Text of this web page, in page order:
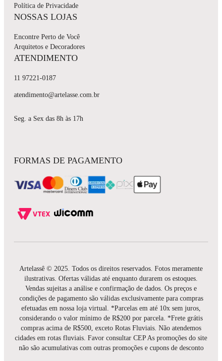
Política de Privacidade
NOSSAS LOJAS
Encontre Perto de Você
Arquitetos e Decoradores
ATENDIMENTO
11 97221-0187
atendimento@artelasse.com.br
Seg. a Sex das 8h às 17h
FORMAS DE PAGAMENTO
Artelassê © 2025. Todos os direitos reservados. Fotos meramente
ilustrativas. Ofertas válidas até enquanto durarem os estoques.
Vendas sujeitas a análise e confirmação de dados. Os preços e
condições de pagamento são válidas exclusivamente para compras
efetuadas em nossa loja virtual. *Parcelas em até 10x sem juros,
considerando o valor mínimo de R$200 por parcela. *Frete grátis
compras acima de R$500, exceto Rotas Fluviais. Não atendemos
cidades em rotas fluviais. Favor consultar CEP As promoções do site
não são acumulativas com outras promoções e cupons de desconto